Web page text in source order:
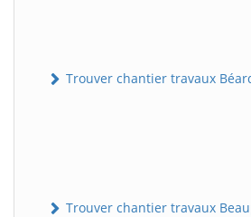
Trouver chantier travaux
Trouver chantier travaux